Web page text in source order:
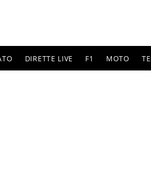
DIRETTE LIVE F1 MOTO